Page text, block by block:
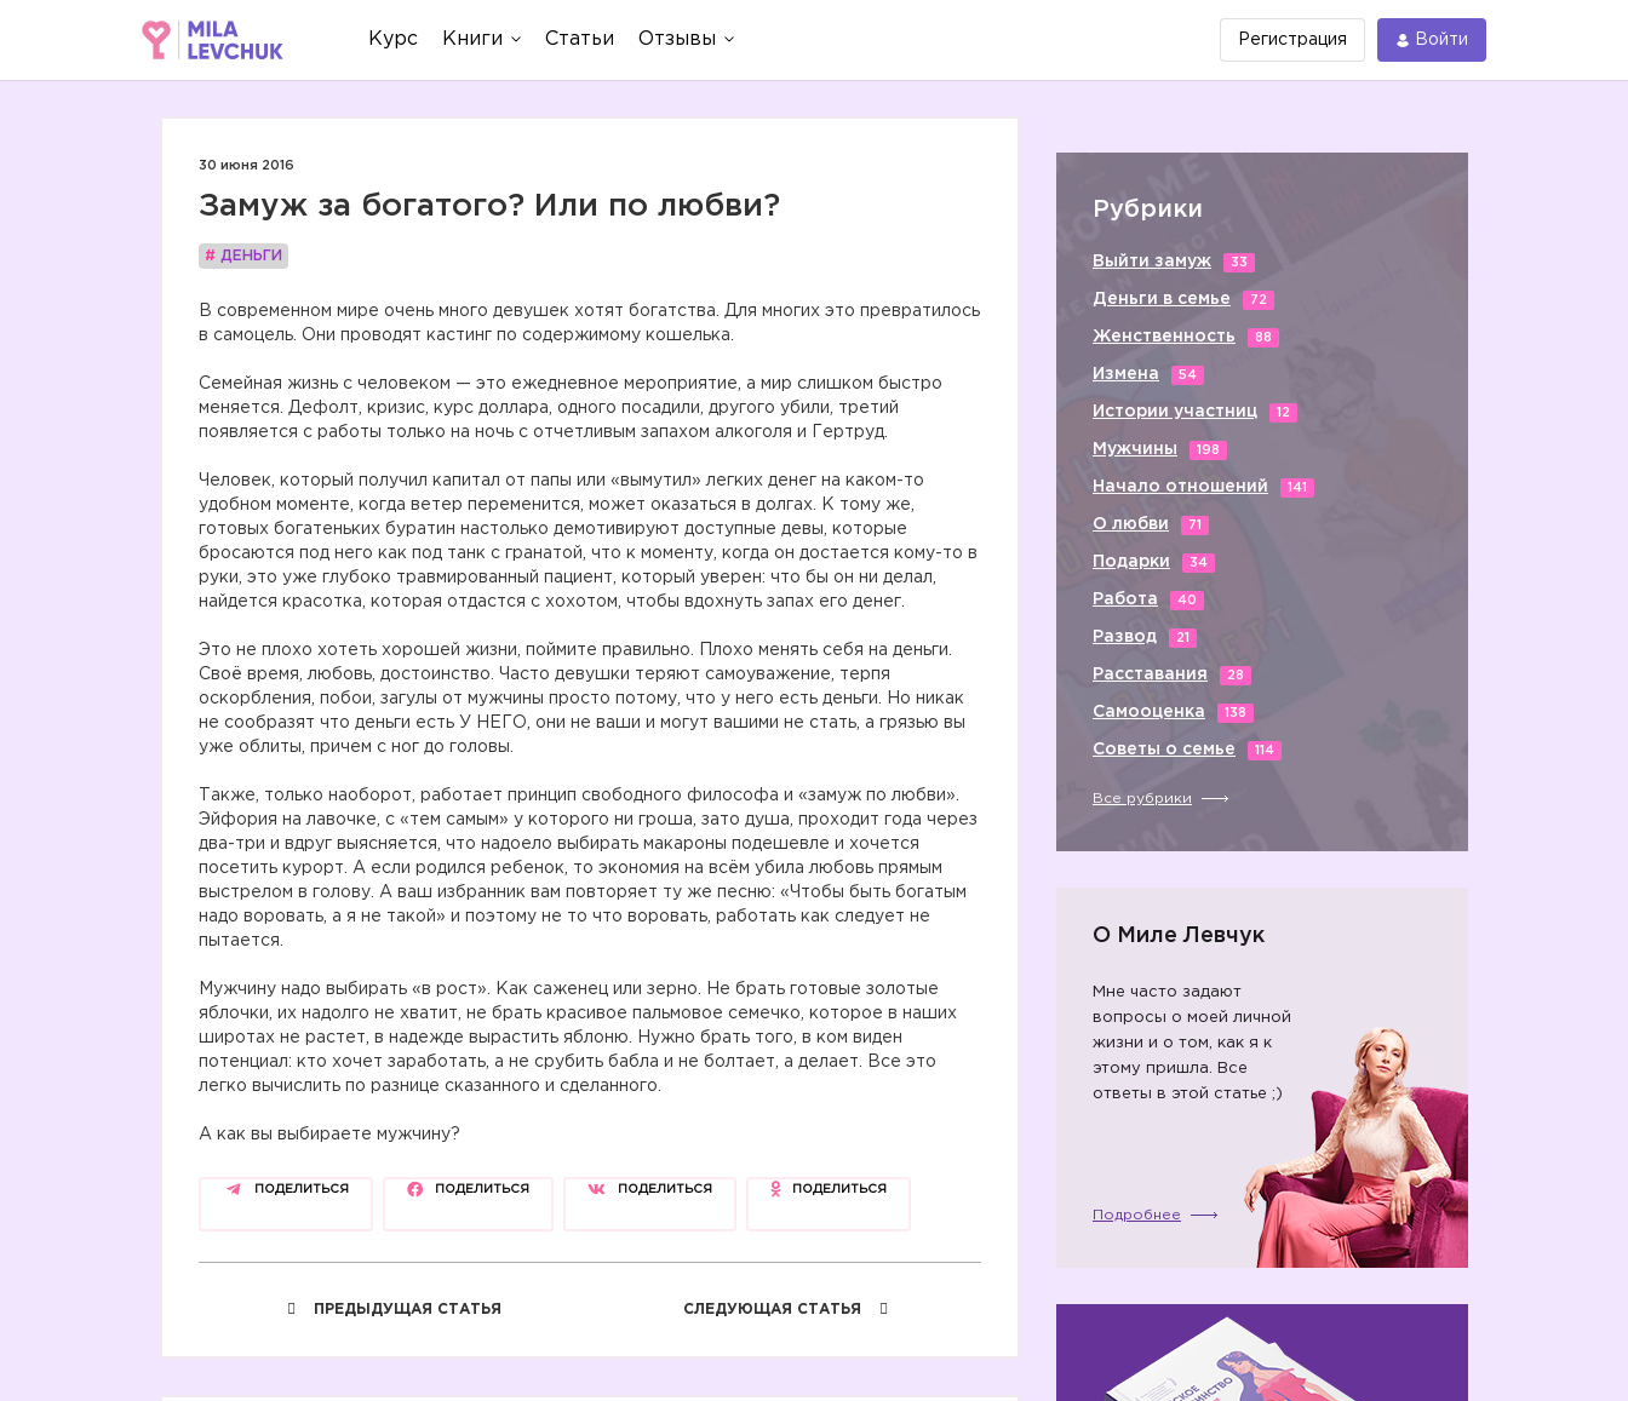
Курс Книги Статьи Отзывы Регистрация Войти
30 июня 2016
Замуж за богатого? Или по любви?
# ДЕНЬГИ
В современном мире очень много девушек хотят богатства. Для многих это превратилось
в самоцель. Они проводят кастинг по содержимому кошелька.
Семейная жизнь с человеком — это ежедневное мероприятие, а мир слишком быстро
меняется. Дефолт, кризис, курс доллара, одного посадили, другого убили, третий
появляется с работы только на ночь с отчетливым запахом алкоголя и Гертруд.
Человек, который получил капитал от папы или «вымутил» легких денег на каком-то
удобном моменте, когда ветер переменится, может оказаться в долгах. К тому же,
готовых богатеньких буратин настолько демотивируют доступные девы, которые
бросаются под него как под танк с гранатой, что к моменту, когда он достается кому-то в
руки, это уже глубоко травмированный пациент, который уверен: что бы он ни делал,
найдется красотка, которая отдастся с хохотом, чтобы вдохнуть запах его денег.
Это не плохо хотеть хорошей жизни, поймите правильно. Плохо менять себя на деньги.
Своё время, любовь, достоинство. Часто девушки теряют самоуважение, терпя
оскорбления, побои, загулы от мужчины просто потому, что у него есть деньги. Но никак
не сообразят что деньги есть У НЕГО, они не ваши и могут вашими не стать, а грязью вы
уже облиты, причем с ног до головы.
Также, только наоборот, работает принцип свободного философа и «замуж по любви».
Эйфория на лавочке, с «тем самым» у которого ни гроша, зато душа, проходит года через
два-три и вдруг выясняется, что надоело выбирать макароны подешевле и хочется
посетить курорт. А если родился ребенок, то экономия на всём убила любовь прямым
выстрелом в голову. А ваш избранник вам повторяет ту же песню: «Чтобы быть богатым
надо воровать, а я не такой» и поэтому не то что воровать, работать как следует не
пытается.
Мужчину надо выбирать «в рост». Как саженец или зерно. Не брать готовые золотые
яблочки, их надолго не хватит, не брать красивое пальмовое семечко, которое в наших
широтах не растет, в надежде вырастить яблоню. Нужно брать того, в ком виден
потенциал: кто хочет заработать, а не срубить бабла и не болтает, а делает. Все это
легко вычислить по разнице сказанного и сделанного.
А как вы выбираете мужчину?
ПОДЕЛИТЬСЯ ПОДЕЛИТЬСЯ ПОДЕЛИТЬСЯ ПОДЕЛИТЬСЯ
ПРЕДЫДУЩАЯ СТАТЬЯ СЛЕДУЮЩАЯ СТАТЬЯ
Рубрики
Выйти замуж 33
Деньги в семье 72
Женственность 88
Измена 54
Истории участниц 12
Мужчины 198
Начало отношений 141
О любви 71
Подарки 34
Работа 40
Развод 21
Расставания 28
Самооценка 138
Советы о семье 114
Все рубрики
О Миле Левчук
Мне часто задают
вопросы о моей личной
жизни и о том, как я к
этому пришла. Все
ответы в этой статье ;)
Подробнее